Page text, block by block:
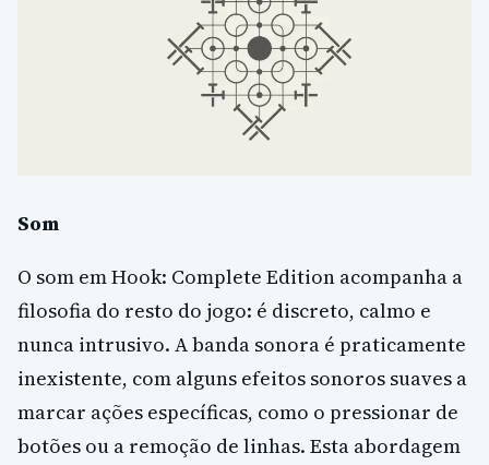
Som
O som em Hook: Complete Edition acompanha a
filosofia do resto do jogo: é discreto, calmo e
nunca intrusivo. A banda sonora é praticamente
inexistente, com alguns efeitos sonoros suaves a
marcar ações específicas, como o pressionar de
botões ou a remoção de linhas. Esta abordagem